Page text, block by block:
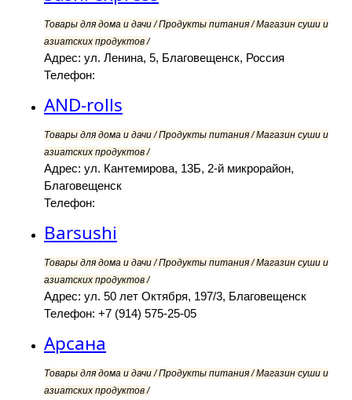
Товары для дома и дачи / Продукты питания / Магазин суши и
азиатских продуктов /
Адрес: ул. Ленина, 5, Благовещенск, Россия
Телефон:
AND-rolls
Товары для дома и дачи / Продукты питания / Магазин суши и
азиатских продуктов /
Адрес: ул. Кантемирова, 13Б, 2-й микрорайон,
Благовещенск
Телефон:
Barsushi
Товары для дома и дачи / Продукты питания / Магазин суши и
азиатских продуктов /
Адрес: ул. 50 лет Октября, 197/3, Благовещенск
Телефон: +7 (914) 575-25-05
Арсана
Товары для дома и дачи / Продукты питания / Магазин суши и
азиатских продуктов /